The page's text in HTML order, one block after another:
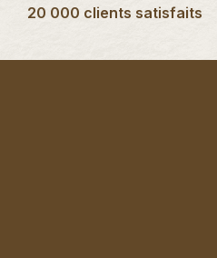
20 000 clients satisfaits